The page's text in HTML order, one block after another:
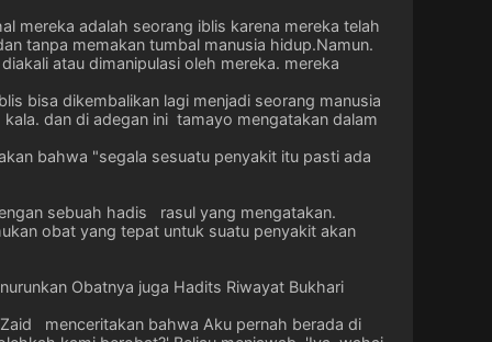
mereka adalah seorang iblis karena mereka telah
tanpa memakan tumbal manusia hidup.Namun.
atau dimanipulasi oleh mereka. mereka
bisa dikembalikan lagi menjadi seorang manusia
dan di adegan ini tamayo mengatakan dalam
bahwa "segala sesuatu penyakit itu pasti ada
sebuah hadis rasul yang mengatakan.
obat yang tepat untuk suatu penyakit akan
Obatnya juga Hadits Riwayat Bukhari
menceritakan bahwa Aku pernah berada di